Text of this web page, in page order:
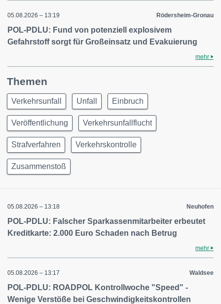
05.08.2026 – 13:19 Rödersheim-Gronau
POL-PDLU: Fund von potenziell explosivem
Gefahrstoff sorgt für Großeinsatz und Evakuierung
mehr
Themen
Verkehrsunfall Unfall Einbruch
Veröffentlichung Verkehrsunfallflucht
Strafverfahren Verkehrskontrolle
Zusammenstoß
05.08.2026 – 13:18 Neuhofen
POL-PDLU: Falscher Sparkassenmitarbeiter erbeutet
Kreditkarte: 2.000 Euro Schaden nach Betrug
mehr
05.08.2026 – 13:17 Waldsee
POL-PDLU: ROADPOL Kontrollwoche "Speed" -
Wenige Verstöße bei Geschwindigkeitskontrollen